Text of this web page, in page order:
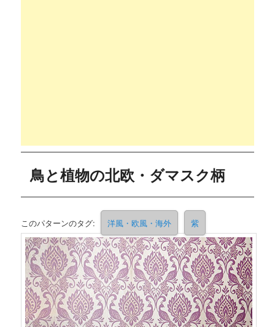
鳥と植物の北欧・ダマスク柄
このパターンのタグ: 洋風・欧風・海外 紫